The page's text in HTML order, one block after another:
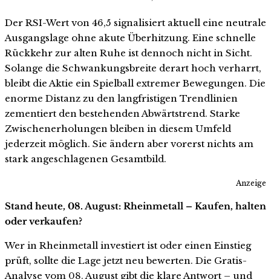
Der RSI-Wert von 46,5 signalisiert aktuell eine neutrale
Ausgangslage ohne akute Überhitzung. Eine schnelle
Rückkehr zur alten Ruhe ist dennoch nicht in Sicht.
Solange die Schwankungsbreite derart hoch verharrt,
bleibt die Aktie ein Spielball extremer Bewegungen. Die
enorme Distanz zu den langfristigen Trendlinien
zementiert den bestehenden Abwärtstrend. Starke
Zwischenerholungen bleiben in diesem Umfeld
jederzeit möglich. Sie ändern aber vorerst nichts am
stark angeschlagenen Gesamtbild.
Anzeige
Stand heute, 08. August: Rheinmetall – Kaufen, halten
oder verkaufen?
Wer in Rheinmetall investiert ist oder einen Einstieg
prüft, sollte die Lage jetzt neu bewerten. Die Gratis-
Analyse vom 08. August gibt die klare Antwort – und